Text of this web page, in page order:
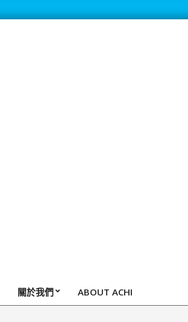
關於我們 ABOUT ACHI